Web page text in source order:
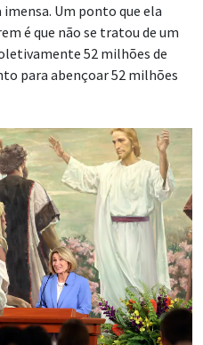
Um ponto que ela
é que não se tratou de um
52 milhões de
para abençoar 52 milhões